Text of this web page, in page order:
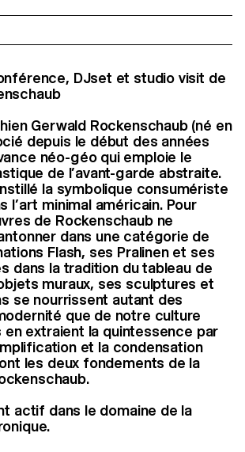
DJset et studio visit de
Gerwald Rockenschaub (né en
depuis le début des années
néo-géo qui emploie le
de l’avant-garde abstraite.
la symbolique consumériste
l’art minimal américain. Pour
de Rockenschaub ne
dans une catégorie de
Flash, ses Pralinen et ses
dans la tradition du tableau de
muraux, ses sculptures et
se nourrissent autant des
que de notre culture
en extraient la quintessence par
et la condensation
les deux fondements de la
actif dans le domaine de la